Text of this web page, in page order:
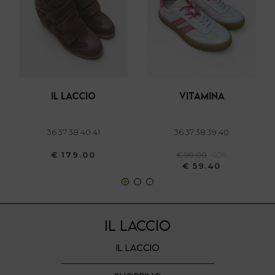
dalla Dichiarazione sui cookie.
Utilizziamo i cookie per personalizzare contenuti ed
annunci, per fornire funzionalità dei social media e per
nostri partner che si occupano di analisi dei dati web,
con altre informazioni che ha fornito loro o che hanno
il laccio
36 37 38 40 41
€ 179.00
vitamina
36 37 38 39 40
€ 99.00
-40%
€ 59.40
IL LACCIO
IL LACCIO